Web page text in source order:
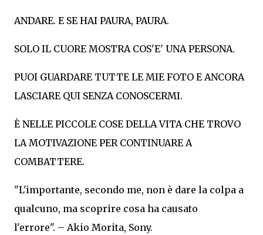
ANDARE. E SE HAI PAURA, PAURA.
SOLO IL CUORE MOSTRA COS'E' UNA PERSONA.
PUOI GUARDARE TUTTE LE MIE FOTO E ANCORA
LASCIARE QUI SENZA CONOSCERMI.
È NELLE PICCOLE COSE DELLA VITA CHE TROVO
LA MOTIVAZIONE PER CONTINUARE A
COMBATTERE.
"L'importante, secondo me, non è dare la colpa a
qualcuno, ma scoprire cosa ha causato
l'errore". – Akio Morita, Sony.